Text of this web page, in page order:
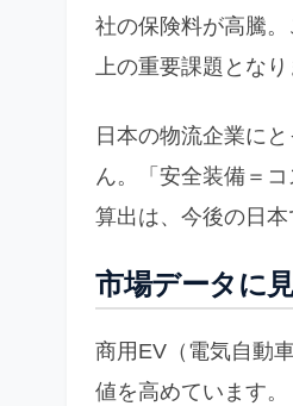
社の保険料が高騰
上の重要課題となり
日本の物流企業に
ん。「安全装備＝
算出は、今後の日本
市場データに
商用EV（電気自動
値を高めています。